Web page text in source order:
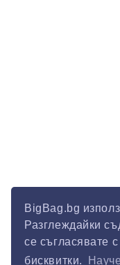
BigBag.bg
Разглеждайки
се съгласявате
бисквитки.